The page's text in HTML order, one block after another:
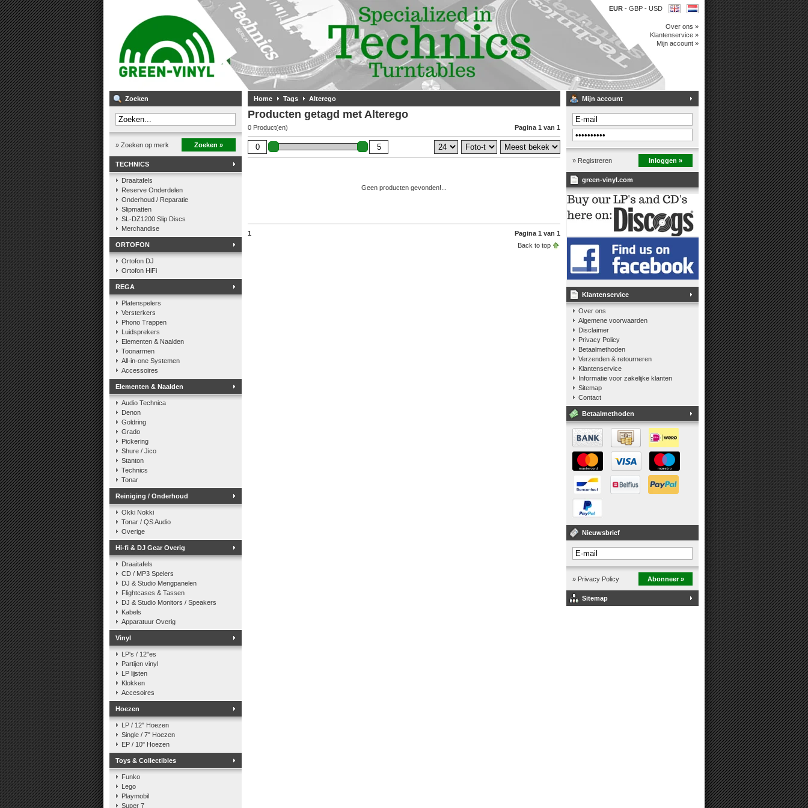
EUR - GBP - USD
Over ons »
Klantenservice »
Mijn account »
Zoeken
» Zoeken op merk Zoeken »
TECHNICS
Draaitafels
Reserve Onderdelen
Onderhoud / Reparatie
Slipmatten
SL-DZ1200 Slip Discs
Merchandise
ORTOFON
Ortofon DJ
Ortofon HiFi
REGA
Platenspelers
Versterkers
Phono Trappen
Luidsprekers
Elementen & Naalden
Toonarmen
All-in-one Systemen
Accessoires
Elementen & Naalden
Audio Technica
Denon
Goldring
Grado
Pickering
Shure / Jico
Stanton
Technics
Tonar
Reiniging / Onderhoud
Okki Nokki
Tonar / QS Audio
Overige
Hi-fi & DJ Gear Overig
Draaitafels
CD / MP3 Spelers
DJ & Studio Mengpanelen
Flightcases & Tassen
DJ & Studio Monitors / Speakers
Kabels
Apparatuur Overig
Vinyl
LP's / 12"es
Partijen vinyl
LP lijsten
Klokken
Accesoires
Hoezen
LP / 12" Hoezen
Single / 7" Hoezen
EP / 10" Hoezen
Toys & Collectibles
Funko
Lego
Playmobil
Super 7
Home Tags Alterego
Producten getagd met Alterego
0 Product(en) Pagina 1 van 1
Geen producten gevonden!...
1
Pagina 1 van 1
Back to top
Mijn account
» Registreren Inloggen »
green-vinyl.com
Klantenservice
Over ons
Algemene voorwaarden
Disclaimer
Privacy Policy
Betaalmethoden
Verzenden & retourneren
Klantenservice
Informatie voor zakelijke klanten
Sitemap
Contact
Betaalmethoden
Nieuwsbrief
» Privacy Policy Abonneer »
Sitemap